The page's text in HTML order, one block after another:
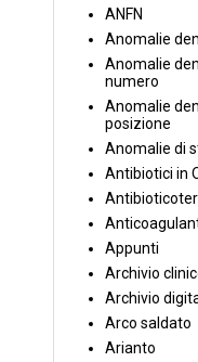
ANFN
Anomalie
Anomalie
numero
Anomalie
posizione
Anomalie di
Antibiotici in
Appunti
Archivio
Archivio
Arco saldato
Arianto